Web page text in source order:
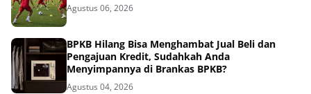
Agustus 06, 2026
BPKB Hilang Bisa Menghambat Jual Beli dan
Pengajuan Kredit, Sudahkah Anda
Menyimpannya di Brankas BPKB?
Agustus 04, 2026